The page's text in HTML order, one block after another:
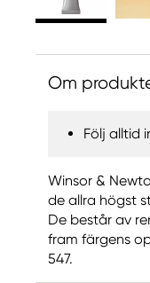
Om
Följ alltid
Winsor &
de allra högst
De består av
fram färgens
547.